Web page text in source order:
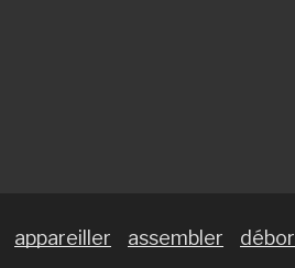
appareiller assembler